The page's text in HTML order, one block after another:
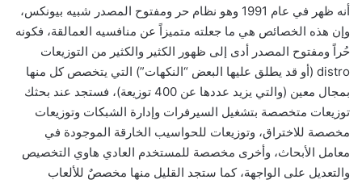
أنه ظهر في عام 1991 وهو نظام حر ومفتوح المصدر شبيه بيونكس،
وإن هذه الخصائص هي ما جعلته متميزاً عن منافسيه العمالقة، فكونه
حُراً ومفتوح المصدر أدى إلى ظهور الكثير والكثير من التوزيعات
distro (أو قد يطلق عليها البعض “النكهات”) التي يتخصص كل منها
بمجال معين (والتي يزيد عددها عن 400 توزيعة)، فستجد عند بحثك
توزيعات متخصصة بتشغيل السيرفرات وإدارة الشبكات وتوزيعات
مخصصة للاختراق، وتوزيعات للحواسيب الخارقة الموجودة في
معامل الأبحاث، وأخرى مخصصة للمستخدم العادي هاوي التخصيص
والتعديل على الواجهة، كما ستجد القليل منها مخصصٌ للألعاب